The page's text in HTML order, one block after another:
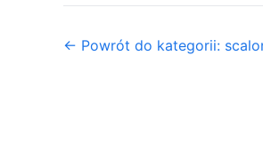
← Powrót do kategorii: